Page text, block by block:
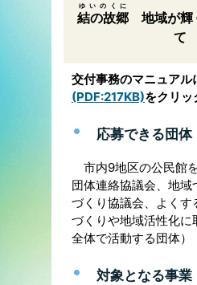
結の故郷
ゆいのくに
地域が輝
て
交付事務のマニュアル
(PDF:217KB)をクリッ
応募できる団体
市内9地区の公民館
団体連絡協議会、地域
づくり協議会、よくす
づくりや地域活性化に
全体で活動する団体）
対象となる事業